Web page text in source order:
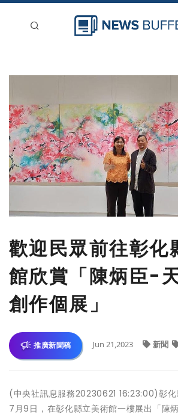
登入
刊登
歡迎民眾前往彰化
館欣賞「陳炳臣-
創作個展」
推廣新聞稿 Jun 21,2023 新聞
(中央社訊息服務20230621 16:23:00)彰
7月9日，在彰化縣立美術館一樓展出「陳